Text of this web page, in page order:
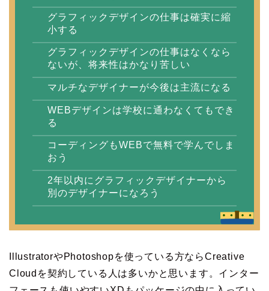
グラフィックデザインの仕事は確実に縮
小する
グラフィックデザインの仕事はなくなら
ないが、将来性はかなり苦しい
マルチなデザイナーが今後は主流になる
WEBデザインは学校に通わなくてもでき
る
コーディングもWEBで無料で学んでしま
おう
2年以内にグラフィックデザイナーから
別のデザイナーになろう
IllustratorやPhotoshopを使っている方ならCreative
Cloudを契約している人は多いかと思います。インター